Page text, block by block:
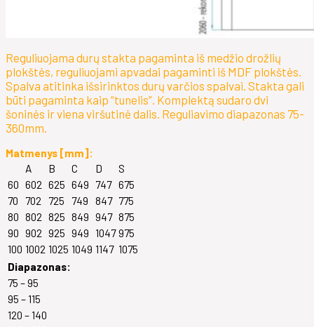
Reguliuojama durų stakta pagaminta iš medžio drožlių
plokštės, reguliuojami apvadai pagaminti iš MDF plokštės.
Spalva atitinka išsirinktos durų varčios spalvai. Stakta gali
būti pagaminta kaip “tunelis”. Komplektą sudaro dvi
šoninės ir viena viršutinė dalis. Reguliavimo diapazonas 75-
360mm.
Matmenys [mm]:
A
B C D
S
60 602 625 649 747 675
70
702 725 749 847 775
80 802 825 849 947 875
90 902 925 949 1047 975
100 1002 1025 1049 1147 1075
Diapazonas:
75 – 95
95 – 115
120 – 140